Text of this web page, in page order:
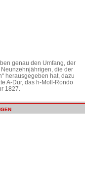
genau den Umfang, der
die der
herausgegeben hat, dazu
A-Dur, das h-Moll-Rondo
1827.